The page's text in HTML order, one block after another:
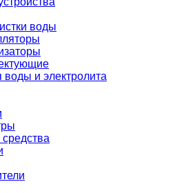
воды
воды и электролита